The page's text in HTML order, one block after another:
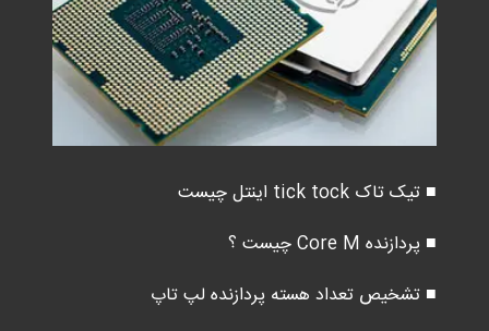
■ تیک تاک tick tock اینتل چیست
■ پردازنده Core M چیست ؟
■ تشخیص تعداد هسته پردازنده لپ تاپ